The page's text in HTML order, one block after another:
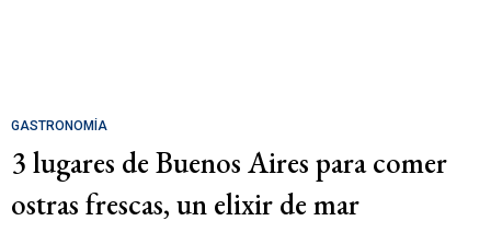
GASTRONOMÍA
3 lugares de Buenos Aires para comer
ostras frescas, un elixir de mar